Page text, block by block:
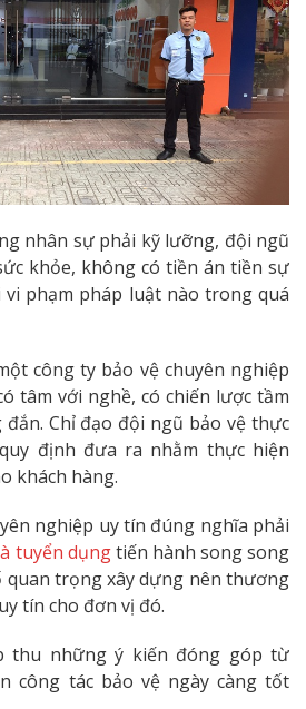
nhân sự phải kỹ lưỡng, đội ngũ
khỏe, không có tiền án tiền sự
vi phạm pháp luật nào trong quá
công ty bảo vệ chuyên nghiệp
tâm với nghề, có chiến lược tầm
Chỉ đạo đội ngũ bảo vệ thực
định đưa ra nhằm thực hiện
khách hàng.
nghiệp uy tín đúng nghĩa phải
tuyển dụngtiến hành song song
quan trọng xây dựng nên thương
tín cho đơn vị đó.
thu những ý kiến đóng góp từ
công tác bảo vệ ngày càng tốt